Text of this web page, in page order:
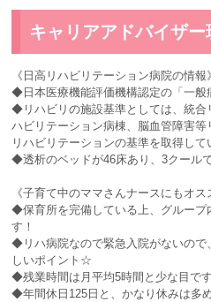
キャリアアドバイザー
《日高リハビリテーション病院の情報》
◆日本医療機能評価機構認定の「一般
◆リハビリの施設基準としては、統合
ハビリテーション病棟、脳血管障害
リハビリテーションの基準を取得して
◆透析のベッドが46床あり、3クール
《子育て中のママさんナースにもオス
◆保育所を完備している上、グループ
す！
◆リハ病院なので緊急入院がないので
しいポイント☆
◆残業時間は月平均5時間と少な目です
◆年間休日125日と、かなり休みは多